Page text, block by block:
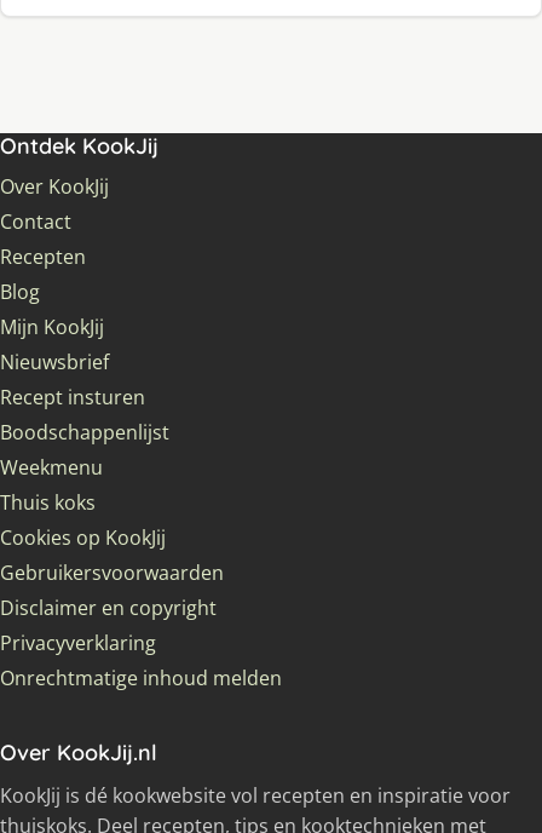
Ontdek KookJij
Over KookJij
Contact
Recepten
Blog
Mijn KookJij
Nieuwsbrief
Recept insturen
Boodschappenlijst
Weekmenu
Thuis koks
Cookies op KookJij
Gebruikersvoorwaarden
Disclaimer en copyright
Privacyverklaring
Onrechtmatige inhoud melden
Over KookJij.nl
KookJij is dé kookwebsite vol recepten en inspiratie voor
thuiskoks. Deel recepten, tips en kooktechnieken met